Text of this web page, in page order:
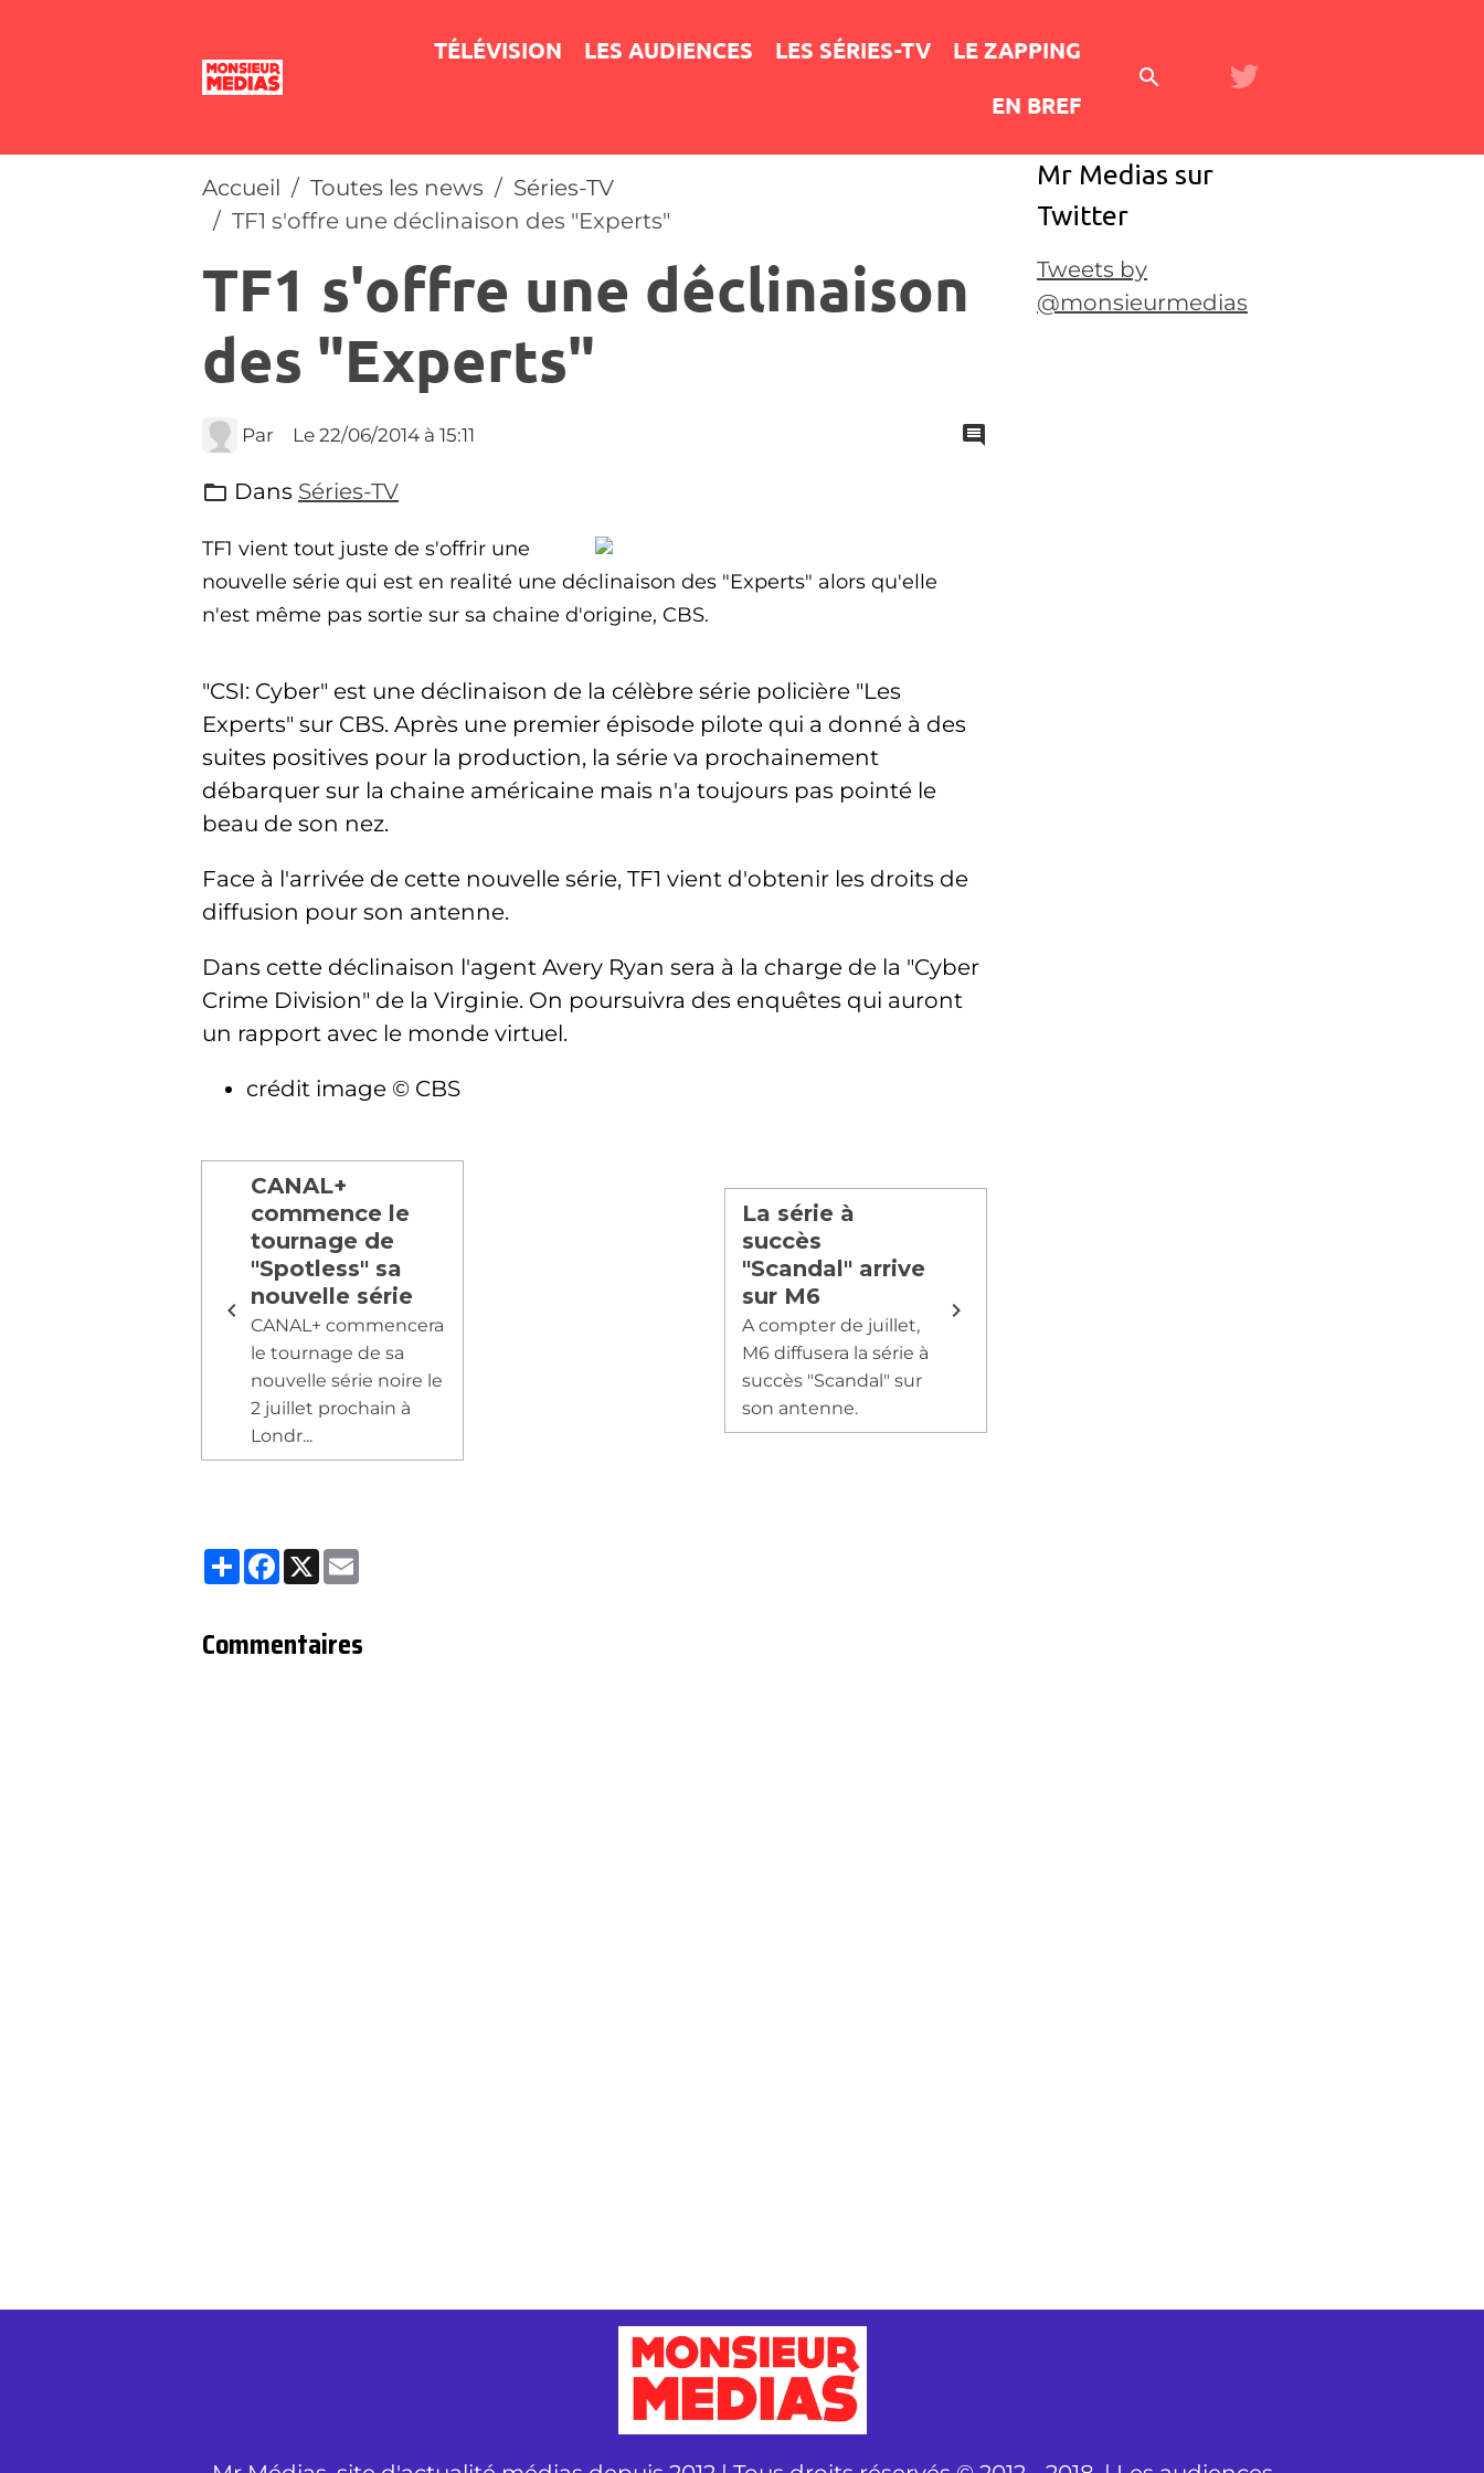
TÉLÉVISION LES AUDIENCES LES SÉRIES-TV
LE ZAPPING
EN BREF
Accueil Toutes les news
Séries-TV
TF1 s'offre une déclinaison des "Experts"
TF1 s'offre une déclinaison
des "Experts"
Par Le 22/06/2014 à 15:11
Dans Séries-TV
TF1 vient tout juste de s'offrir une
nouvelle série qui est en realité une déclinaison des "Experts" alors qu'elle
n'est même pas sortie sur sa chaine d'origine, CBS.
"CSI: Cyber" est une déclinaison de la célèbre série policière "Les
Experts" sur CBS. Après une premier épisode pilote qui a donné à des
suites positives pour la production, la série va prochainement
débarquer sur la chaine américaine mais n'a toujours pas pointé le
beau de son nez.
Face à l'arrivée de cette nouvelle série, TF1 vient d'obtenir les droits de
diffusion pour son antenne.
Dans cette déclinaison l'agent Avery Ryan sera à la charge de la "Cyber
Crime Division" de la Virginie. On poursuivra des enquêtes qui auront
un rapport avec le monde virtuel.
crédit image © CBS
CANAL+
commence le
tournage de
"Spotless" sa
nouvelle série
CANAL+ commencera
le tournage de sa
nouvelle série noire le
2 juillet prochain à
Londr...
La série à
succès
"Scandal" arrive
sur M6
A compter de juillet,
M6 diffusera la série à
succès "Scandal" sur
son antenne.
Partager
Facebook
X
Commentaires
Mr Medias sur
Twitter
Tweets by
@monsieurmedias